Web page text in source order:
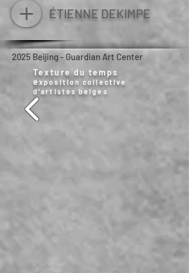
ÉTIENNE DEKIMPE
2025 Beijing - Guardian Art Center
Texture du temps
exposition collective
d'artistes belges